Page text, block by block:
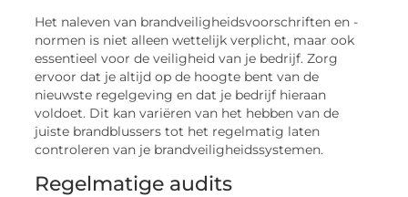
Het naleven van brandveiligheidsvoorschriften en -
normen is niet alleen wettelijk verplicht, maar ook
essentieel voor de veiligheid van je bedrijf. Zorg
ervoor dat je altijd op de hoogte bent van de
nieuwste regelgeving en dat je bedrijf hieraan
voldoet. Dit kan variëren van het hebben van de
juiste brandblussers tot het regelmatig laten
controleren van je brandveiligheidssystemen.
Regelmatige audits